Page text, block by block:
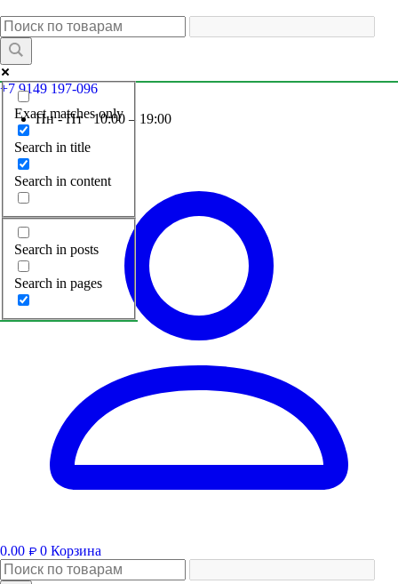
Exact matches only
Search in title
Search in content
Search in posts
Search in pages
+7 9149 197-096
Пн - Пт 10:00 – 19:00
0.00 ₽ 0 Корзина